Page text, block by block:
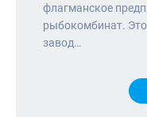
флагманское
рыбокомбинат.
завод…